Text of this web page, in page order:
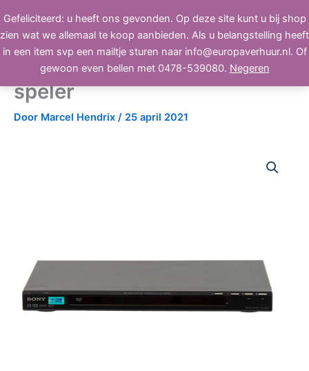
Gefeliciteerd: u heeft ons gevonden. Op deze site kunt u bij shop
zien wat we allemaal te koop aanbieden. Als u belangstelling heeft
in een item svp een mailtje sturen naar info@europaverhuur.nl. Of
gewoon even bellen met 0478-539080. Negeren
naar
de
inhoud
BEELD, GELUID, LICHT
Sony DVP-NS32 cd-dvd
speler
Door Marcel Hendrix / 25 april 2021